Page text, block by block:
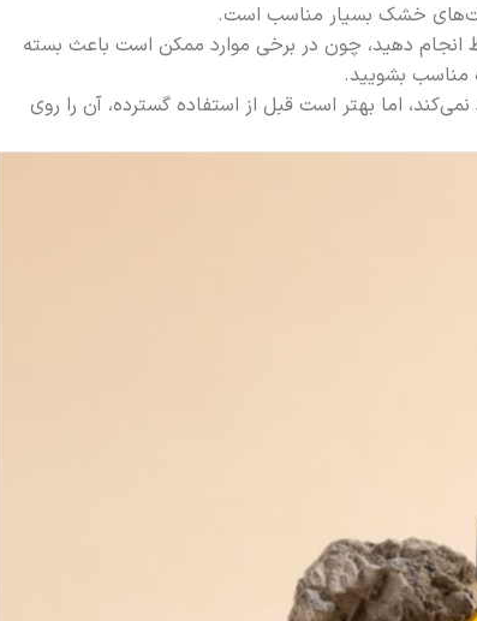
خشک بسیار مناسب است.
انجام دهید، چون در برخی موارد ممکن است باعث بسته
مناسب بشویید.
اما بهتر است قبل از استفاده گسترده، آن را روی